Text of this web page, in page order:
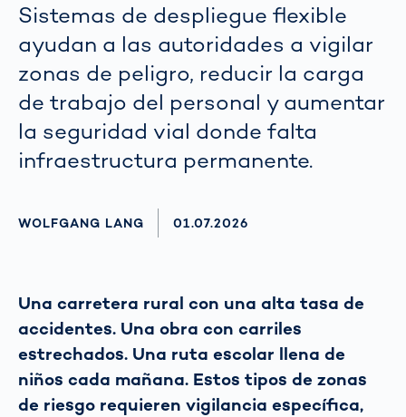
Sistemas de despliegue flexible
ayudan a las autoridades a vigilar
zonas de peligro, reducir la carga
de trabajo del personal y aumentar
la seguridad vial donde falta
infraestructura permanente.
AUTHOR
WOLFGANG LANG AKTUALISIERT AM:
01.07.2026
Una carretera rural con una alta tasa de
accidentes. Una obra con carriles
estrechados. Una ruta escolar llena de
niños cada mañana. Estos tipos de zonas
de riesgo requieren vigilancia específica,